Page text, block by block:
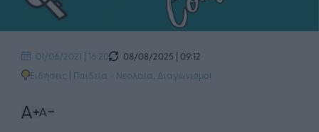
01/06/2021 | 16:20
08/08/2025 | 09:12
Ειδήσεις | Παιδεία - Νεολαία Διαγωνισμοί